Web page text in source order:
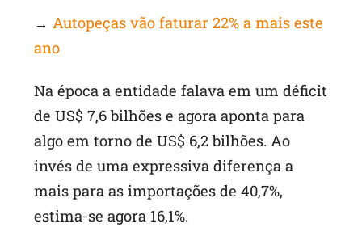
→ Autopeças vão faturar 22% a mais este
ano
Na época a entidade falava em um déficit
de US$ 7,6 bilhões e agora aponta para
algo em torno de US$ 6,2 bilhões. Ao
invés de uma expressiva diferença a
mais para as importações de 40,7%,
estima-se agora 16,1%.